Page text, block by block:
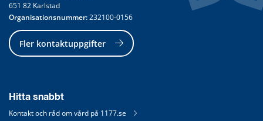
651 82 Karlstad
Organisationsnummer: 232100-0156
Fler kontaktuppgifter
Hitta snabbt
Kontakt och råd om vård på 1177.se